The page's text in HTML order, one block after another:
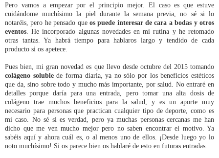
Pero vamos a empezar por el principio mejor. El caso es que estuve
cuidándome muchísimo la piel durante la semana previa, no sé si lo
notaréis, pero he pensado que os puede interesar de cara a bodas y otros
eventos . He incorporado algunas novedades en mi rutina y he retomado
otras tantas. Ya habrá tiempo para hablaros largo y tendido de cada
producto si os apetece.
Pues bien, mi gran novedad es que llevo desde octubre del 2015 tomando
colágeno solublede forma diaria, ya no sólo por los beneficios estéticos
que da, sino sobre todo y mucho más importante, por salud. No entraré en
detalles porque daría para una entrada, pero tomar una alta dosis de
colágeno trae muchos beneficios para la salud, y es un aporte muy
necesario para personas que practican cualquier tipo de deporte, como es
mi caso. No sé si es verdad, pero ya muchas personas cercanas me han
dicho que me ven mucho mejor pero no saben encontrar el motivo. Ya
sabéis aquí y ahora cuál es, o al menos uno de ellos. ¡Desde luego yo lo
noto muchísimo! Si os parece bien os hablaré de esto en futuras entradas.